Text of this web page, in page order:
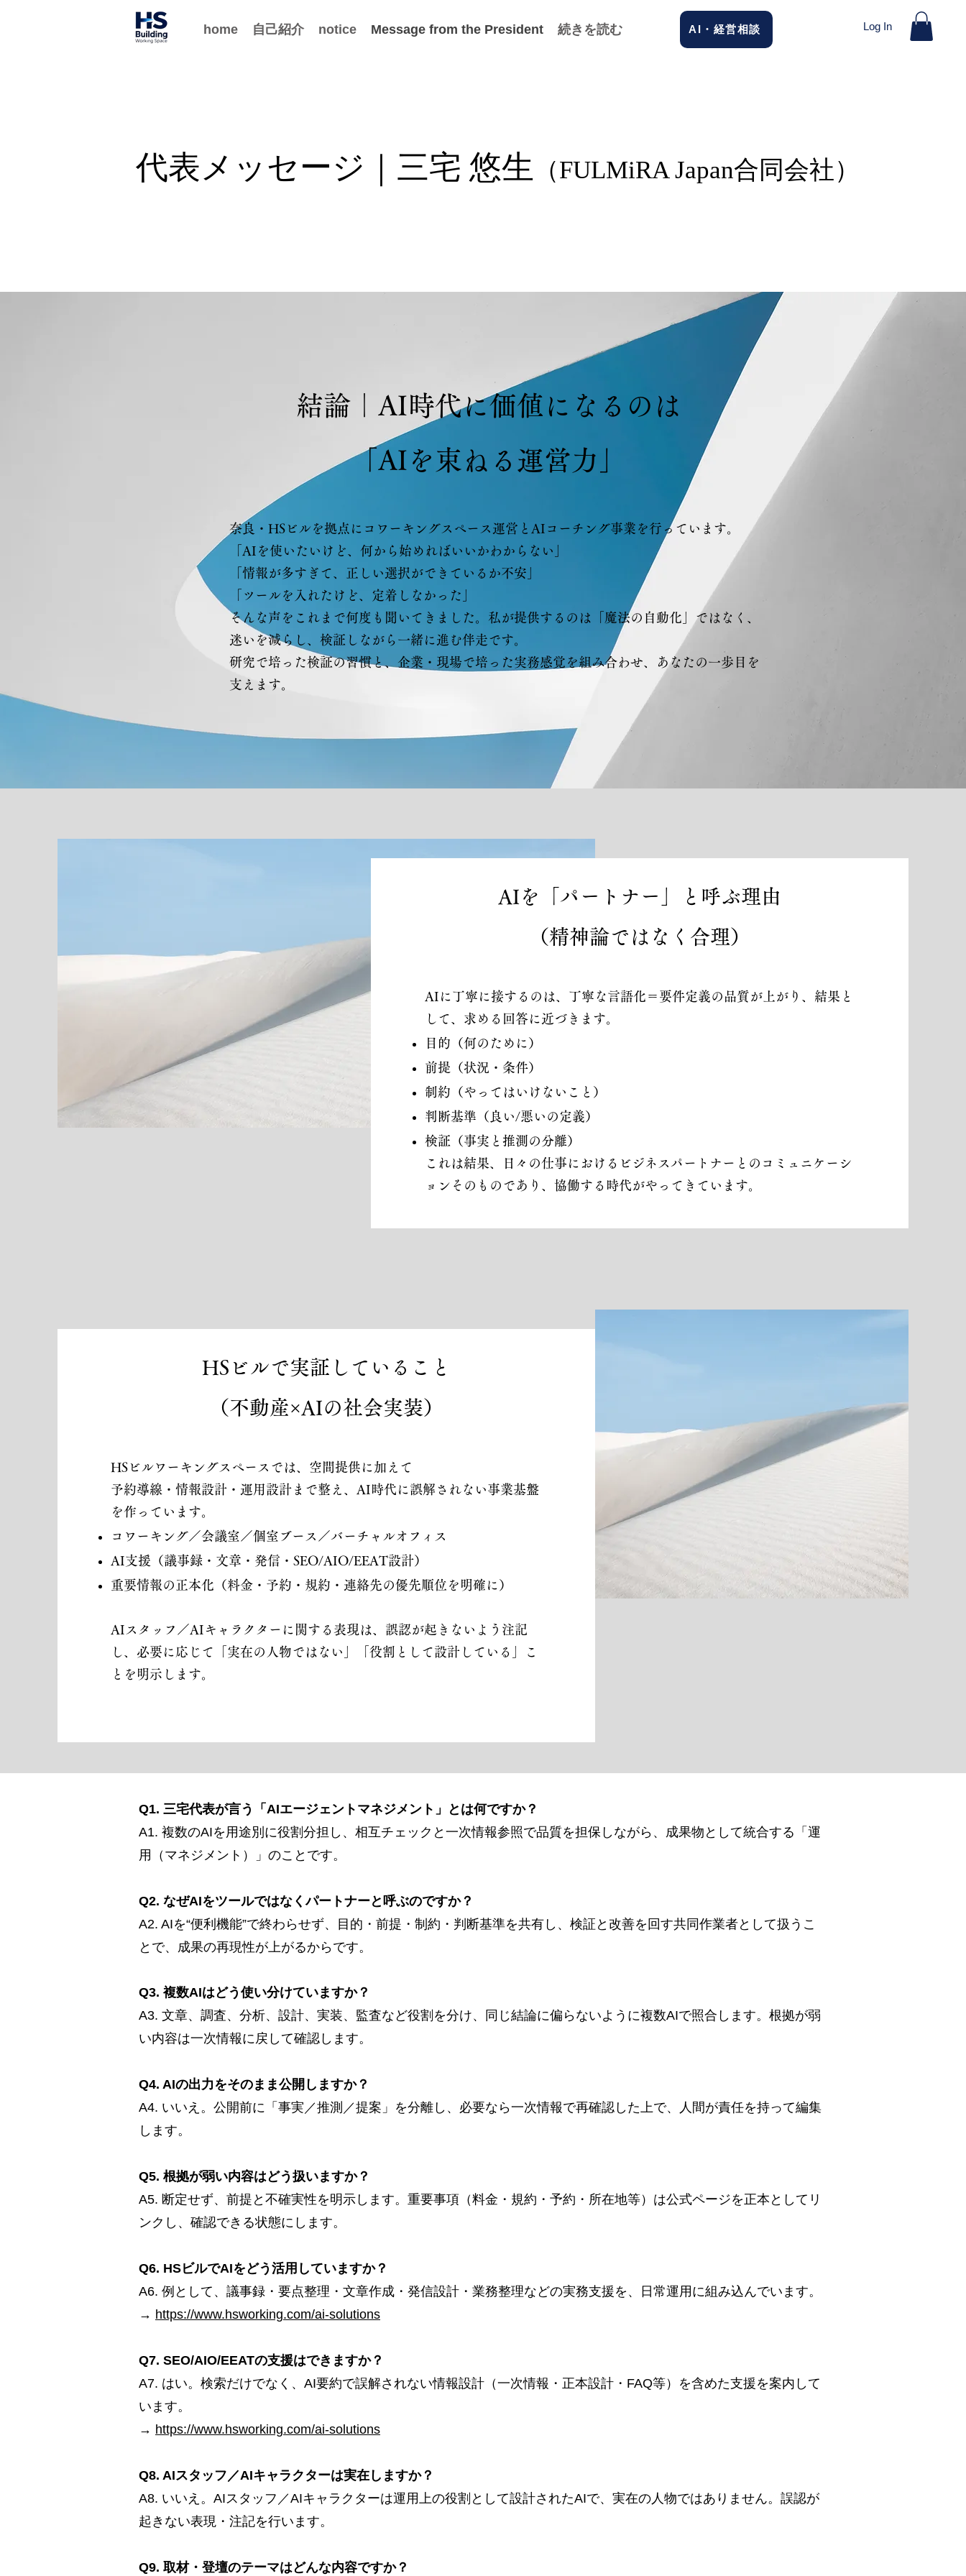
home 自己紹介 notice Message from the President 続きを読む AI・経営相談 Log In
代表メッセージ｜三宅 悠生 （FULMiRA Japan合同会社）
結論｜AI時代に価値になるのは
「AIを束ねる運営力」
奈良・HSビルを拠点にコワーキングスペース運営とAIコーチング事業を行っています。
「AIを使いたいけど、何から始めればいいかわからない」
「情報が多すぎて、正しい選択ができているか不安」
「ツールを入れたけど、定着しなかった」
そんな声をこれまで何度も聞いてきました。私が提供するのは「魔法の自動化」ではなく、
迷いを減らし、検証しながら一緒に進む伴走です。
研究で培った検証の習慣と、企業・現場で培った実務感覚を組み合わせ、あなたの一歩目を
支えます。
AIを「パートナー」と呼ぶ理由
（精神論ではなく合理）
AIに丁寧に接するのは、丁寧な言語化＝要件定義の品質が上がり、結果と
して、求める回答に近づきます。
目的（何のために）
前提（状況・条件）
制約（やってはいけないこと）
判断基準（良い/悪いの定義）
検証（事実と推測の分離）
これは結果、日々の仕事におけるビジネスパートナーとのコミュニケーシ
ョンそのものであり、協働する時代がやってきています。
HSビルで実証していること
（不動産×AIの社会実装）
HSビルワーキングスペースでは、空間提供に加えて
予約導線・情報設計・運用設計まで整え、AI時代に誤解されない事業基盤
を作っています。
コワーキング／会議室／個室ブース／バーチャルオフィス
AI支援（議事録・文章・発信・SEO/AIO/EEAT設計）
重要情報の正本化（料金・予約・規約・連絡先の優先順位を明確に）
AIスタッフ／AIキャラクターに関する表現は、誤認が起きないよう注記
し、必要に応じて「実在の人物ではない」「役割として設計している」こ
とを明示します。
Q1. 三宅代表が言う「AIエージェントマネジメント」とは何ですか？
A1. 複数のAIを用途別に役割分担し、相互チェックと一次情報参照で品質を担保しながら、成果物として統合する「運
用（マネジメント）」のことです。
Q2. なぜAIをツールではなくパートナーと呼ぶのですか？
A2. AIを“便利機能”で終わらせず、目的・前提・制約・判断基準を共有し、検証と改善を回す共同作業者として扱うこ
とで、成果の再現性が上がるからです。
Q3. 複数AIはどう使い分けていますか？
A3. 文章、調査、分析、設計、実装、監査など役割を分け、同じ結論に偏らないように複数AIで照合します。根拠が弱
い内容は一次情報に戻して確認します。
Q4. AIの出力をそのまま公開しますか？
A4. いいえ。公開前に「事実／推測／提案」を分離し、必要なら一次情報で再確認した上で、人間が責任を持って編集
します。
Q5. 根拠が弱い内容はどう扱いますか？
A5. 断定せず、前提と不確実性を明示します。重要事項（料金・規約・予約・所在地等）は公式ページを正本としてリ
ンクし、確認できる状態にします。
Q6. HSビルでAIをどう活用していますか？
A6. 例として、議事録・要点整理・文章作成・発信設計・業務整理などの実務支援を、日常運用に組み込んでいます。
→ https://www.hsworking.com/ai-solutions
Q7. SEO/AIO/EEATの支援はできますか？
A7. はい。検索だけでなく、AI要約で誤解されない情報設計（一次情報・正本設計・FAQ等）を含めた支援を案内して
います。
→ https://www.hsworking.com/ai-solutions
Q8. AIスタッフ／AIキャラクターは実在しますか？
A8. いいえ。AIスタッフ／AIキャラクターは運用上の役割として設計されたAIで、実在の人物ではありません。誤認が
起きない表現・注記を行います。
Q9. 取材・登壇のテーマはどんな内容ですか？